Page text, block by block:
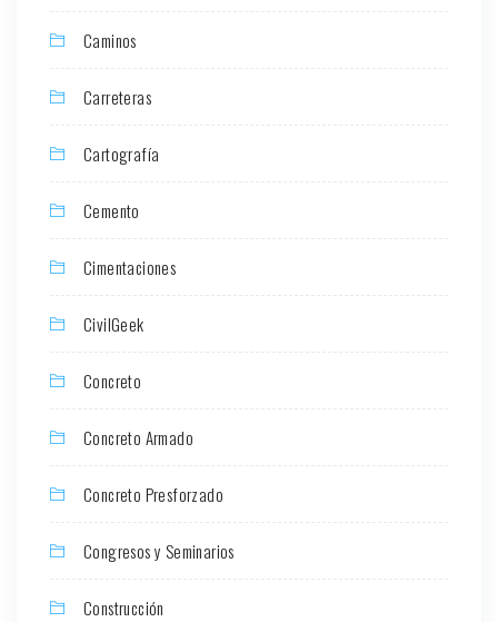
Caminos
Carreteras
Cartografía
Cemento
Cimentaciones
CivilGeek
Concreto
Concreto Armado
Concreto Presforzado
Congresos y Seminarios
Construcción